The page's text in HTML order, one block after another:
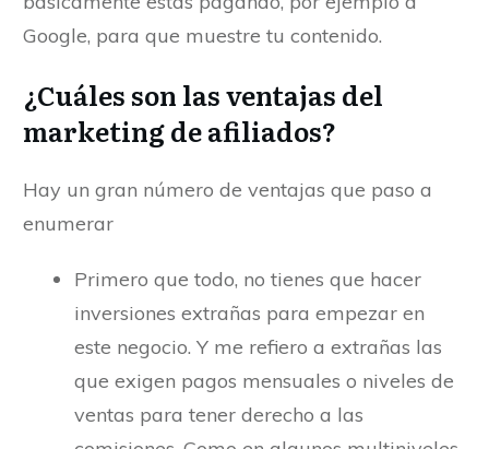
Google, para que muestre tu contenido.
¿Cuáles son las ventajas del
marketing de afiliados?
Hay un gran número de ventajas que paso a
enumerar
Primero que todo, no tienes que hacer
inversiones extrañas para empezar en
este negocio. Y me refiero a extrañas las
que exigen pagos mensuales o niveles de
ventas para tener derecho a las